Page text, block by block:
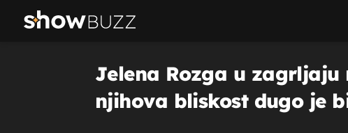
Jelena Rozga u
njihova bliskost dugo je